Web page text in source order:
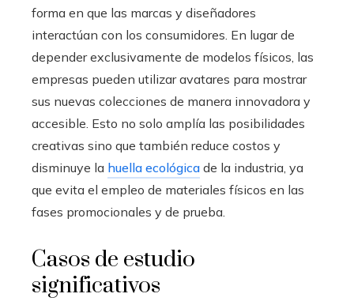
forma en que las marcas y diseñadores
interactúan con los consumidores. En lugar de
depender exclusivamente de modelos físicos, las
empresas pueden utilizar avatares para mostrar
sus nuevas colecciones de manera innovadora y
accesible. Esto no solo amplía las posibilidades
creativas sino que también reduce costos y
disminuye la huella ecológica de la industria, ya
que evita el empleo de materiales físicos en las
fases promocionales y de prueba.
Casos de estudio
significativos